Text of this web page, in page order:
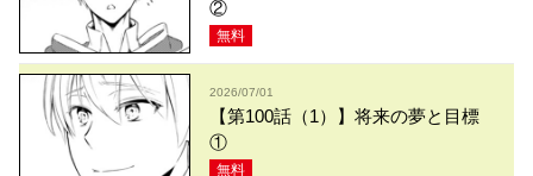
②
無料
2026/07/01
【第100話（1）】将来の夢と目標
①
無料